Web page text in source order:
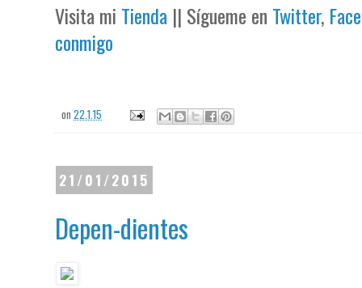
Visita mi Tienda || Sígueme en Twitter,
conmigo
on22.1.15
21/01/2015
Depen-dientes